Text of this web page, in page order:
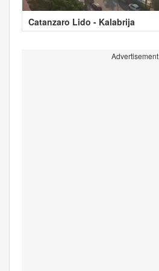
Catanzaro Lido - Kalabrija
Advertisement